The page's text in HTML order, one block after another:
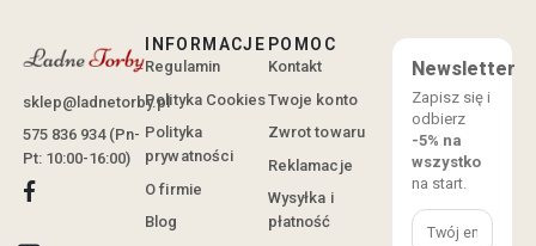
sklep@ladnetorby.pl
575 836 934 (Pn-
Pt: 10:00-16:00)
INFORMACJE
Regulamin
Polityka Cookies
Polityka
prywatności
O firmie
Blog
POMOC
Kontakt
Twoje konto
Zwrot towaru
Reklamacje
Wysyłka i
płatność
Newsletter
Zapisz się i
odbierz
-5% na
wszystko
na start.